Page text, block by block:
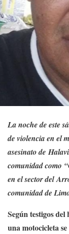
La noche de este
de violencia en el
asesinato de
comunidad como
en el sector del
comunidad de
Según testigos
una motocicleta